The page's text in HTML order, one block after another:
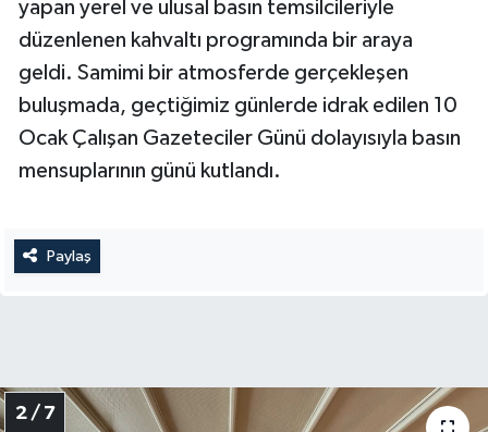
yapan yerel ve ulusal basın temsilcileriyle
düzenlenen kahvaltı programında bir araya
geldi. Samimi bir atmosferde gerçekleşen
buluşmada, geçtiğimiz günlerde idrak edilen 10
Ocak Çalışan Gazeteciler Günü dolayısıyla basın
mensuplarının günü kutlandı.
Paylaş
2 / 7